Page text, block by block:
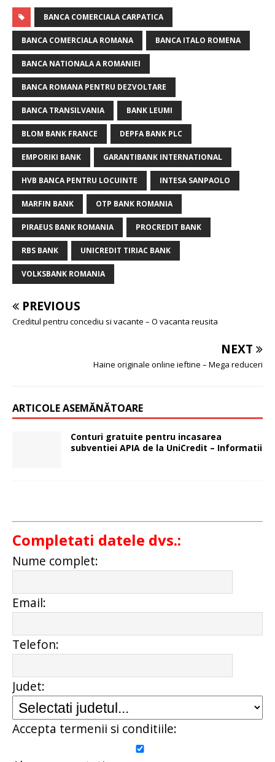
BANCA COMERCIALA CARPATICA
BANCA COMERCIALA ROMANA BANCA ITALO ROMENA
BANCA NATIONALA A ROMANIEI
BANCA ROMANA PENTRU DEZVOLTARE
BANCA TRANSILVANIA BANK LEUMI
BLOM BANK FRANCE DEPFA BANK PLC
EMPORIKI BANK GARANTIBANK INTERNATIONAL
HVB BANCA PENTRU LOCUINTE INTESA SANPAOLO
MARFIN BANK OTP BANK ROMANIA
PIRAEUS BANK ROMANIA PROCREDIT BANK
RBS BANK UNICREDIT TIRIAC BANK
VOLKSBANK ROMANIA
PREVIOUS
Creditul pentru concediu si vacante – O vacanta reusita
NEXT
Haine originale online ieftine – Mega reduceri
ARTICOLE ASEMĂNĂTOARE
Conturi gratuite pentru incasarea
subventiei APIA de la UniCredit – Informatii
Completati datele dvs.:
Nume complet:
Email:
Telefon:
Judet:
Accepta termenii si conditiile: